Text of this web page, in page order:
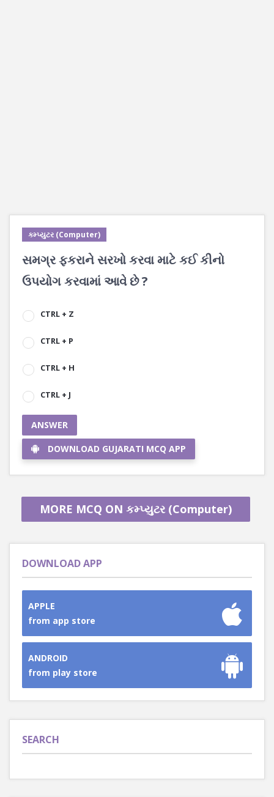
કમ્પ્યુટર (Computer)
સમગ્ર ફકરાને સરખો કરવા માટે કઈ કીનો
ઉપયોગ કરવામાં આવે છે ?
CTRL + Z
CTRL + P
CTRL + H
CTRL + J
ANSWER
DOWNLOAD GUJARATI MCQ APP
MORE MCQ ON કમ્પ્યુટર (Computer)
DOWNLOAD APP
APPLE
from app store
ANDROID
from play store
SEARCH